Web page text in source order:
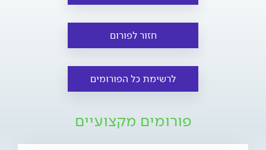
חזור לפורום
לרשימת כל הפורומים
פורומים מקצועיים